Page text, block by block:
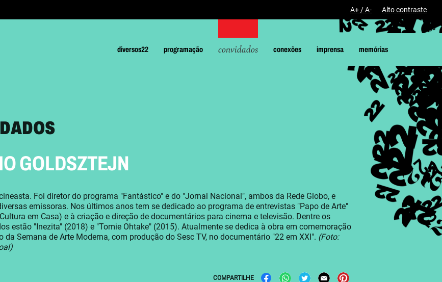
A+ / A- Alto contraste
diversos22 programação convidados conexões imprensa memórias
GOLDSZTEJN
Foi diretor do programa "Fantástico" e do "Jornal Nacional", ambos da Rede Globo, e
emissoras. Nos últimos anos tem se dedicado ao programa de entrevistas "Papo de Arte"
em Casa) e à criação e direção de documentários para cinema e televisão. Dentre os
estão "Inezita" (2018) e "Tomie Ohtake" (2015). Atualmente se dedica à obra em comemoração
da Semana de Arte Moderna, com produção do Sesc TV, no documentário "22 em XXI". (Foto:
COMPARTILHE